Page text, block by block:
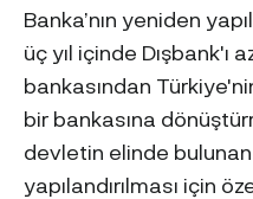
Banka’nın yeniden
üç yıl içinde Dışbank'ı
bankasından
bir bankasına
devletin elinde
yapılandırılması için